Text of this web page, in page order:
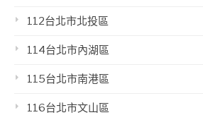
112台北市北投區
114台北市內湖區
115台北市南港區
116台北市文山區